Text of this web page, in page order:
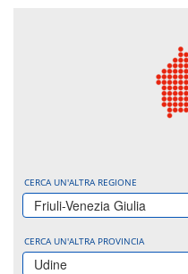
CERCA UN'ALTRA REGIONE
Friuli-Venezia Giulia
CERCA UN'ALTRA PROVINCIA
Udine